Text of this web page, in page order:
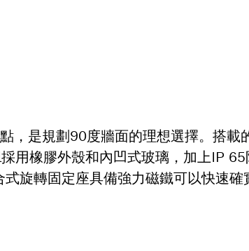
是規劃90度牆面的理想選擇。搭載
用橡膠外殼和內凹式玻璃，加上IP
旋轉固定座具備強力磁鐵可以快速確